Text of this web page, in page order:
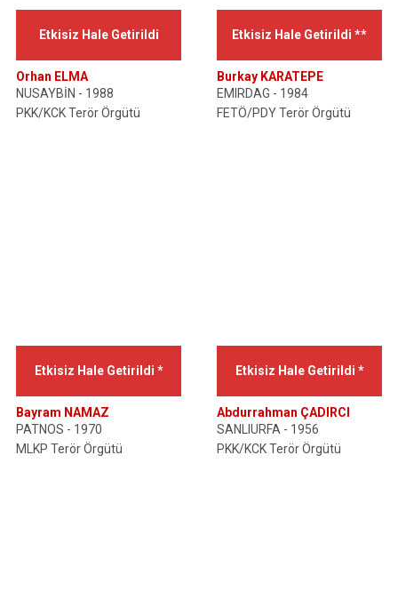
Etkisiz Hale Getirildi
Orhan ELMA
NUSAYBİN - 1988
PKK/KCK Terör Örgütü
Etkisiz Hale Getirildi **
Burkay KARATEPE
EMIRDAG - 1984
FETÖ/PDY Terör Örgütü
Etkisiz Hale Getirildi *
Bayram NAMAZ
PATNOS - 1970
MLKP Terör Örgütü
Etkisiz Hale Getirildi *
Abdurrahman ÇADIRCI
SANLIURFA - 1956
PKK/KCK Terör Örgütü